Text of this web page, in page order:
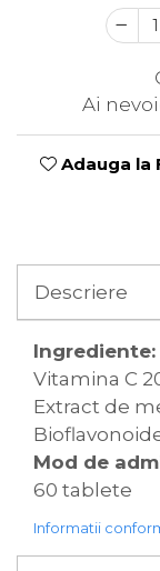
Ai
Adauga la
Descriere
Ingrediente:
Vitamina C
Extract de
Mod de
60 tablete
Informatii